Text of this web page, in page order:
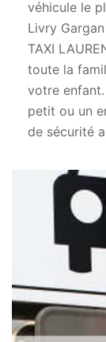
véhicule le
Livry
TAXI
toute la
votre
petit ou un
de sécurité